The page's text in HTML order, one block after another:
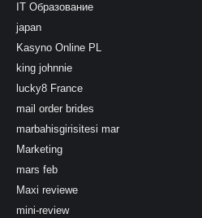
IT Образование
japan
Kasyno Online PL
king johnnie
lucky8 France
mail order brides
marbahisgirisitesi mar
Marketing
mars feb
Maxi reviewe
mini-review